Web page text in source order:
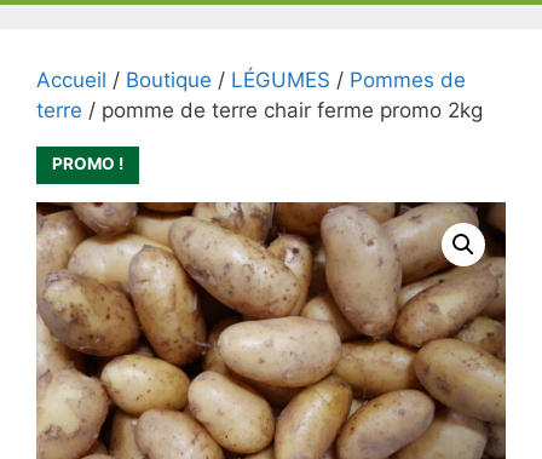
Accueil / Boutique / LÉGUMES / Pommes de
terre / pomme de terre chair ferme promo 2kg
PROMO !